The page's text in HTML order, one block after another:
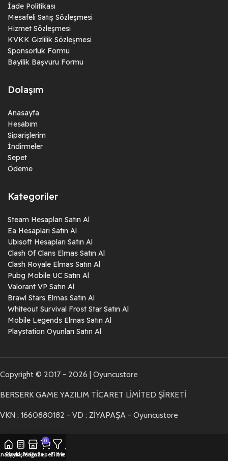
İade Politikası
Mesafeli Satış Sözleşmesi
Hizmet Sözleşmesi
KVKK Gizlilik Sözleşmesi
Sponsorluk Formu
Bayilik Başvuru Formu
Dolaşım
Anasayfa
Hesabım
Siparişlerim
İndirmeler
Sepet
Ödeme
Kategoriler
Steam Hesapları Satın Al
Ea Hesapları Satın Al
Ubisoft Hesapları Satın Al
Clash Of Clans Elmas Satın Al
Clash Royale Elmas Satın Al
Pubg Mobile UC Satın Al
Valorant VP Satın Al
Brawl Stars Elmas Satın Al
Whiteout Survival Frost Star Satın Al
Mobile Legends Elmas Satın Al
Playstation Oyunları Satın Al
Copyright © 2017 - 2026 | Oyuncustore
BERSERK GAME YAZILIM TİCARET LİMİTED ŞİRKETİ
VKN : 1660880182 - VD : ZİYAPAŞA - Oyuncustore
Siparişlerim
Mağaza
0
SepetFiltreHesabım